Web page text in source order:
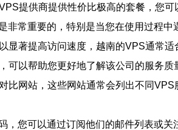
提供商提供性价比极高的套餐，您可
常重要的，特别是当您在使用过程中
著提高访问速度，越南的VPS通常适
以帮助您更好地了解该公司的服务质
比网站，这些网站通常会列出不同
您可以通过订阅他们的邮件列表或